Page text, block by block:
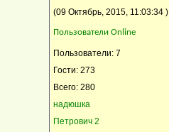
(09 Октябрь, 2015, 11:03:34 )
Пользователи Online
Пользователи: 7
Гости: 273
Всего: 280
надюшка
Петрович 2